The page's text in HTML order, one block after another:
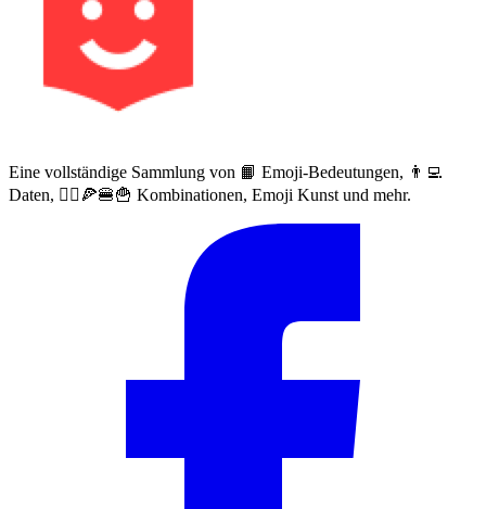
Eine vollständige Sammlung von 📙 Emoji-Bedeutungen, 👨‍💻
Daten, 🙅‍♀️🍕🍔🍟 Kombinationen, Emoji Kunst und mehr.